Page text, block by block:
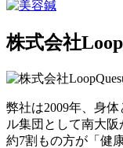
株式会社
弊社は2009年、身
ル集団として南大阪
約7割もの方が「健